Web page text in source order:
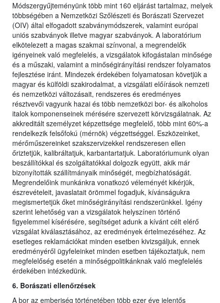
Módszergyűjteményünk több mint 160 eljárást tartalmaz, melyek
többségében a Nemzetközi Szőlészeti és Borászati Szervezet
(OIV) által elfogadott szabványmódszerek, valamint európai
uniós szabványok illetve magyar szabványok. A laboratórium
elkötelezett a magas szakmai színvonal, a megrendelők
igényeinek való megfelelés, a vizsgálatok kifogástalan minősége
és a műszaki, valamint a minőségirányítási rendszer folyamatos
fejlesztése iránt. Mindezek érdekében folyamatosan követjük a
magyar és külföldi szakirodalmat, a vizsgálati előírások nemzeti
és nemzetközi változásait, rendszeres és eredményes
résztvevői vagyunk hazai és több nemzetközi bor- és alkoholos
italok komponenseinek mérésére szervezett körvizsgálatnak. Az
akkreditált személyzet képzettsége megfelelő, több mint 60%-a
rendelkezik felsőfokú (mérnök) végzettséggel. Eszközeinket,
mérőműszereinket szakszervizekkel rendszeresen ellen
őriztetjük, kalibráltatjuk, karbantartatjuk. Laboratóriumunk olyan
beszállítókkal és szolgáltatókkal dolgozik együtt, akik már
bizonyították szállítmányaik minőségét, megbízhatóságát.
Megrendelőink munkánkra vonatkozó véleményét kikérjük,
észrevételeit, javaslatait örömmel fogadjuk, kívánságukra
megismertetjük őket minőségirányítási rendszerünkkel. Igény
szerint lehetőség van a vizsgálatok helyszínen történő
figyelemmel kísérésére, segítséget adunk a kívánt célt elérő
vizsgálat kiválasztásához, az eredmények értelmezéséhez. Az
esetleges reklamációkat minden esetben kivizsgáljuk, ennek
eredményéről ügyfeleinket minden esetben tájékoztatjuk, nem
megfelelőség esetén a minőségpolitikánknak való megfelelés
érdekében intézkedünk.
6. Borászati ellenőrzések
A bor az emberiség történetében több ezer éve jelentős